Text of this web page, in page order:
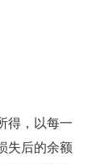
得，以每一
失后的余额